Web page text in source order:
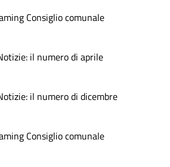
Consiglio comunale
il numero di aprile
il numero di dicembre
Consiglio comunale